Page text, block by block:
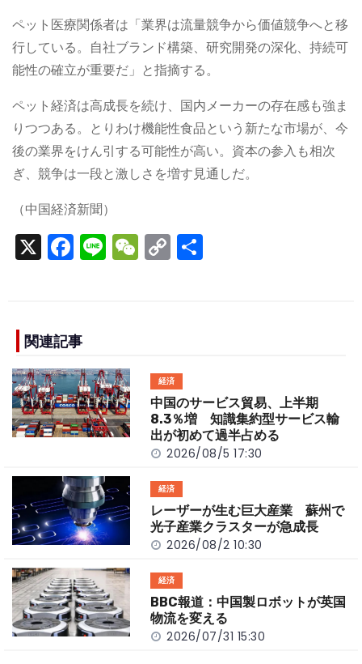
ペット医療関係者は「業界は流量競争から価値競争へと移
行している。自社ブランド構築、研究開発の深化、持続可
能性の確立が重要だ」と指摘する。
ペット経済は高成長を続け、国内メーカーの存在感も強ま
りつつある。とりわけ機能性食品という新たな市場が、今
後の業界をけん引する可能性が高い。資本の参入も相次
ぎ、競争は一段と激しさを増す見通しだ。
（中国経済新聞）
X F
a
e
b
o
o
k
Li
n
W
e
C
o
n
k
関連記事
経済
中国のサービス貿易、上半期
8.3％増 知識集約型サービス輸
出が初めて過半占める
2026/08/5 17:30
経済
レーザーが生む巨大産業 蘇州で
光子産業クラスターが急成長
2026/08/2 10:30
経済
BBC報道：中国製ロボットが英国
物流を変える
2026/07/31 15:30